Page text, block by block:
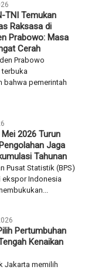
TNI Temukan
Raksasa di
Prabowo: Masa
Cerah
Prabowo
bahwa pemerintah
2026 Turun
Jaga
Tahunan
Pusat Statistik (BPS)
ekspor Indonesia
Pertumbuhan
Kenaikan
Jakarta memilih